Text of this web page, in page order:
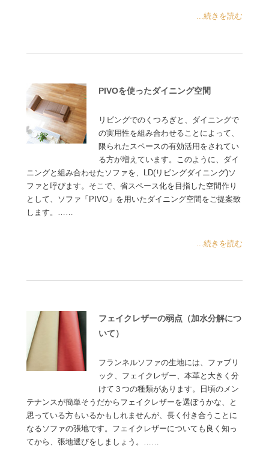
...続きを読む
PIVOを使ったダイニング空間
リビングでのくつろぎと、ダイニングで
の実用性を組み合わせることによって、
限られたスペースの有効活用をされてい
る方が増えています。このように、ダイ
ニングと組み合わせたソファを、LD(リビングダイニング)ソ
ファと呼びます。そこで、省スペース化を目指した空間作り
として、ソファ「PIVO」を用いたダイニング空間をご提案致
します。……
...続きを読む
フェイクレザーの弱点（加水分解につ
いて）
フランネルソファの生地には、ファブリ
ック、フェイクレザー、本革と大きく分
けて３つの種類があります。日頃のメン
テナンスが簡単そうだからフェイクレザーを選ぼうかな、と
思っている方もいるかもしれませんが、長く付き合うことに
なるソファの張地です。フェイクレザーについても良く知っ
てから、張地選びをしましょう。……